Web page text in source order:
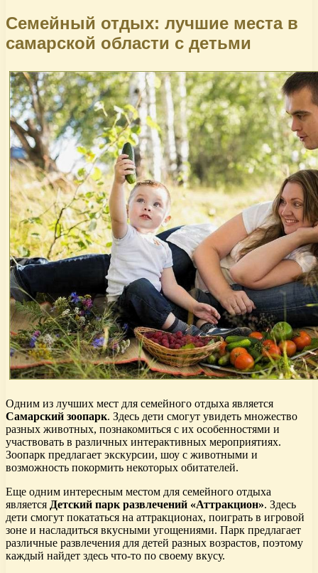
Семейный отдых: лучшие места в
самарской области с детьми
Одним из лучших мест для семейного отдыха является
Самарский зоопарк. Здесь дети смогут увидеть множество
разных животных, познакомиться с их особенностями и
участвовать в различных интерактивных мероприятиях.
Зоопарк предлагает экскурсии, шоу с животными и
возможность покормить некоторых обитателей.
Еще одним интересным местом для семейного отдыха
является Детский парк развлечений «Аттракцион». Здесь
дети смогут покататься на аттракционах, поиграть в игровой
зоне и насладиться вкусными угощениями. Парк предлагает
различные развлечения для детей разных возрастов, поэтому
каждый найдет здесь что-то по своему вкусу.